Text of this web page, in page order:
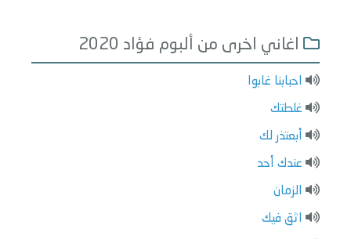
اغاني اخرى من ألبوم فؤاد 2020
احبابنا غابوا
غلطتك
أبعتذر لك
عندك أحد
الزمان
اثق فيك